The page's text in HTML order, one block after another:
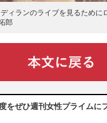
ィランのライブを見るために
郎
をぜひ週刊女性プライムに